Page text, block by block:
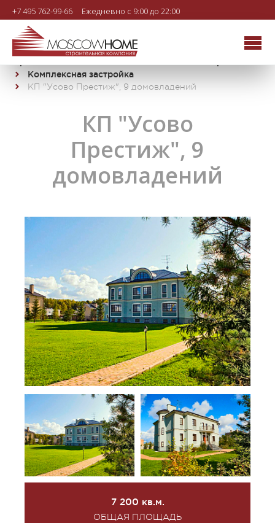
+7 495 762-99-66 Ежедневно с 9:00 до 22:00
Комплексная застройка
КП "Усово Престиж", 9 домовладений
КП "Усово
Престиж", 9
домовладений
7 200 кв.м.
ОБЩАЯ ПЛОЩАДЬ